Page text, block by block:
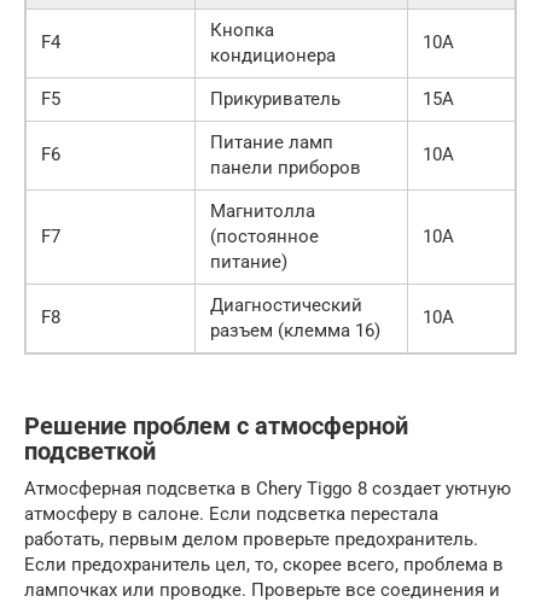
F4
Кнопка
кондиционера
10A
F5 Прикуриватель 15A
F6
Питание ламп
панели приборов
10A
F7
Магнитолла
(постоянное
питание)
10A
F8
Диагностический
разъем (клемма 16)
10A
Решение проблем с атмосферной
подсветкой
Атмосферная подсветка в Chery Tiggo 8 создает уютную
атмосферу в салоне. Если подсветка перестала
работать, первым делом проверьте предохранитель.
Если предохранитель цел, то, скорее всего, проблема в
лампочках или проводке. Проверьте все соединения и